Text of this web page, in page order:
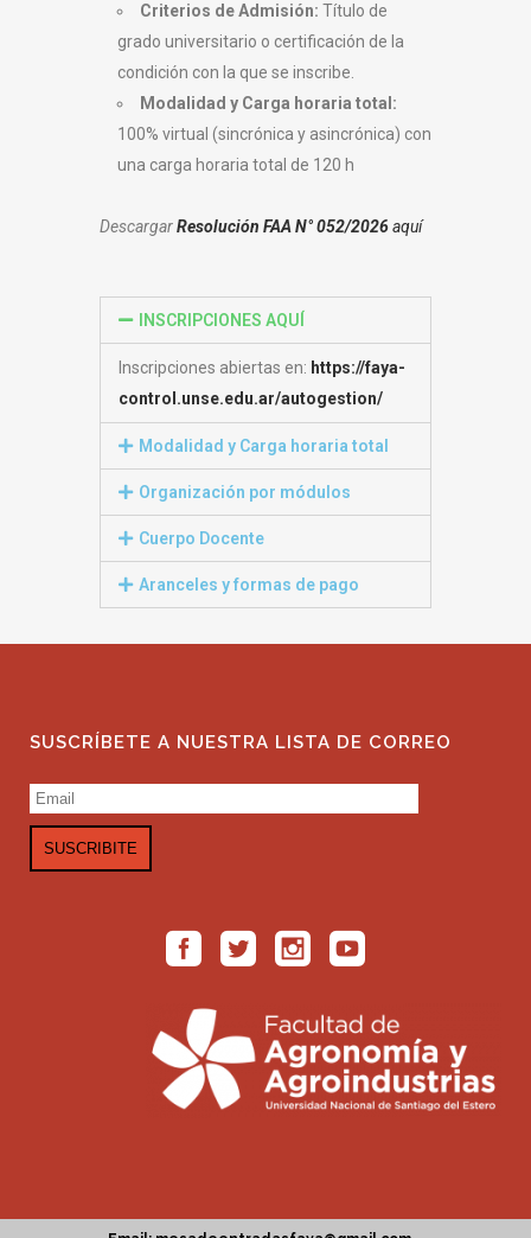
Criterios de Admisión: Título de
grado universitario o certificación de la
condición con la que se inscribe.
Modalidad y Carga horaria total:
100% virtual (sincrónica y asincrónica) con
una carga horaria total de 120 h
DescargarResolución FAA N° 052/2026aquí
INSCRIPCIONES AQUÍ
Inscripciones abiertas en: https://faya-
control.unse.edu.ar/autogestion/
Modalidad y Carga horaria total
Organización por módulos
Cuerpo Docente
Aranceles y formas de pago
SUSCRÍBETE A NUESTRA LISTA DE CORREO